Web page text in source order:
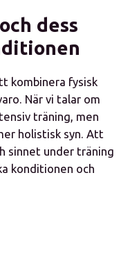
dess
kombinera fysisk
När vi talar om
träning, men
holistisk syn. Att
sinnet under träning
konditionen och